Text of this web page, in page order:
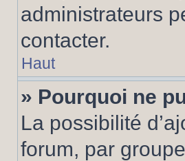
administrateurs
contacter.
Haut
» Pourquoi ne
La possibilité
forum, par